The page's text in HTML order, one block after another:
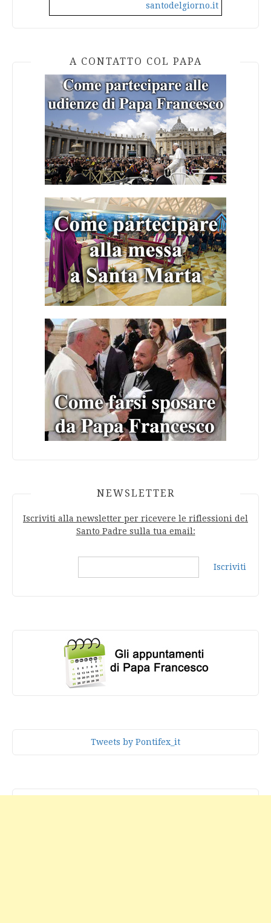
santodelgiorno.it
A CONTATTO COL PAPA
NEWSLETTER
Iscriviti alla newsletter per ricevere le riflessioni del
Santo Padre sulla tua email:
Iscriviti
Tweets by Pontifex_it